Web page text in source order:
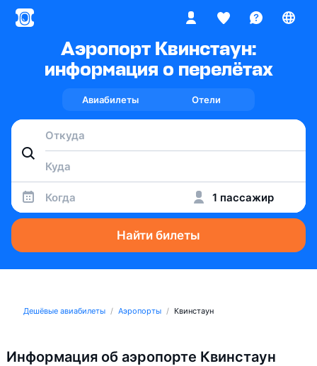
Аэропорт Квинстаун:
информация о перелётах
Авиабилеты Отели
Когда 1 пассажир
Найти билеты
Дешёвые авиабилеты Аэропорты Квинстаун
Информация об аэропорте Квинстаун